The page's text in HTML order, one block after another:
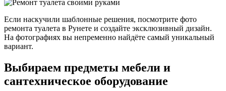
Если наскучили шаблонные решения, посмотрите фото
ремонта туалета в Рунете и создайте эксклюзивный дизайн.
На фотографиях вы непременно найдёте самый уникальный
вариант.
Выбираем предметы мебели и
сантехническое оборудование